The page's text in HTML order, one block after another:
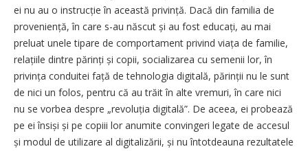
ei nu au o instrucție în această privință. Dacă din familia de
proveniență, în care s-au născut și au fost educați, au mai
preluat unele tipare de comportament privind viața de familie,
relațiile dintre părinți și copii, socializarea cu semenii lor, în
privința conduitei față de tehnologia digitală, părinții nu le sunt
de nici un folos, pentru că au trăit în alte vremuri, în care nici
nu se vorbea despre „revoluția digitală”. De aceea, ei probează
pe ei însiși și pe copiii lor anumite convingeri legate de accesul
și modul de utilizare al digitalizării, și nu întotdeauna rezultatele